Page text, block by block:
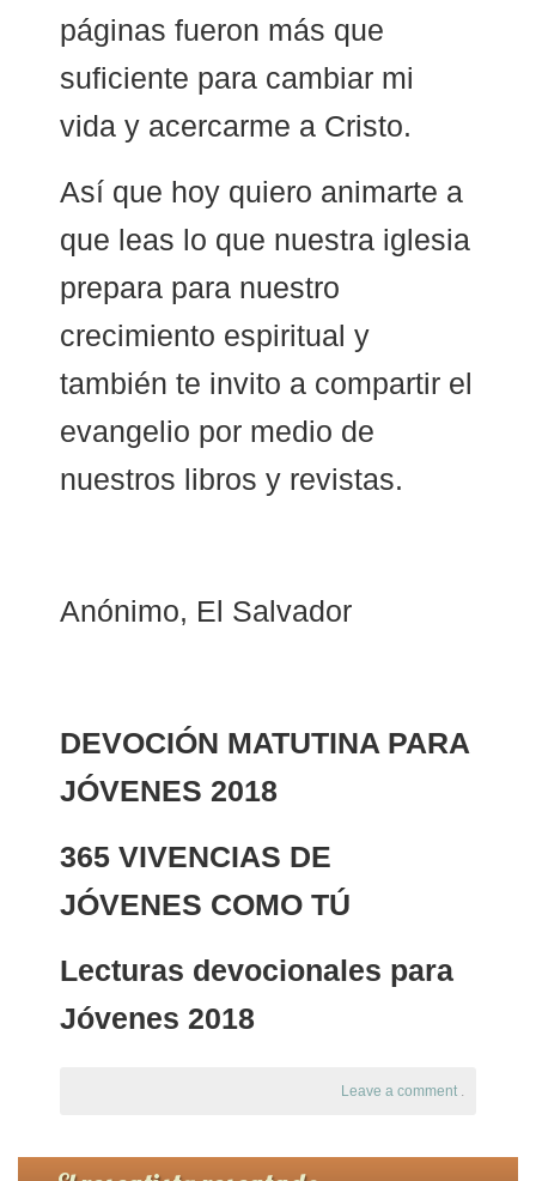
páginas fueron más que
suficiente para cambiar mi
vida y acercarme a Cristo.
Así que hoy quiero animarte a
que leas lo que nuestra iglesia
prepara para nuestro
crecimiento espiritual y
también te invito a compartir el
evangelio por medio de
nuestros libros y revistas.
Anónimo, El Salvador
DEVOCIÓN MATUTINA PARA
JÓVENES 2018
365 VIVENCIAS DE
JÓVENES COMO TÚ
Lecturas devocionales para
Jóvenes 2018
Leave a comment .